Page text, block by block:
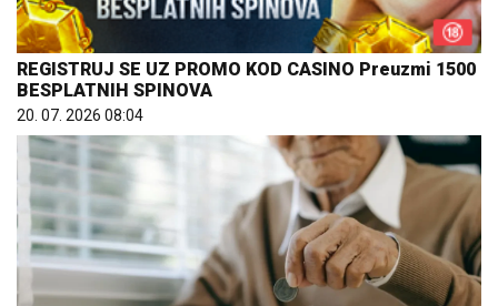
REGISTRUJ SE UZ PROMO KOD CASINO Preuzmi 1500
BESPLATNIH SPINOVA
20. 07. 2026 08:04